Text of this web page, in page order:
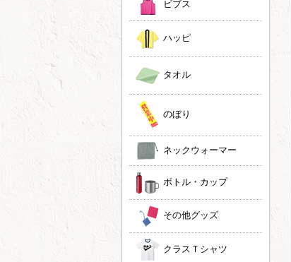
ビブス
ハッピ
タオル
のぼり
ネックウォーマー
ボトル・カップ
その他グッズ
クラスＴシャツ